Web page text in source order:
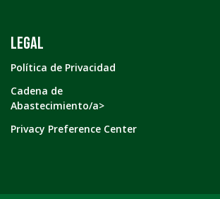
LEGAL
Política de Privacidad
Cadena de
Abastecimiento/a>
Privacy Preference Center